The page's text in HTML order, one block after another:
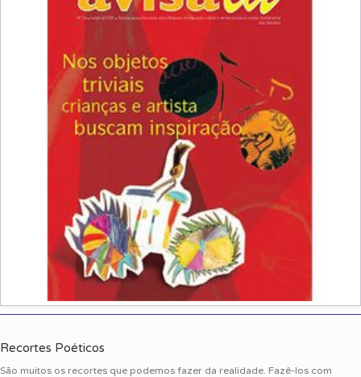
Recortes Poéticos
São muitos os recortes que podemos fazer da realidade. Fazê-los com